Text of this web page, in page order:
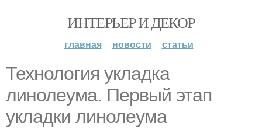
ИНТЕРЬЕР И ДЕКОР
главная новости статьи
Технология укладка
линолеума. Первый этап
укладки линолеума